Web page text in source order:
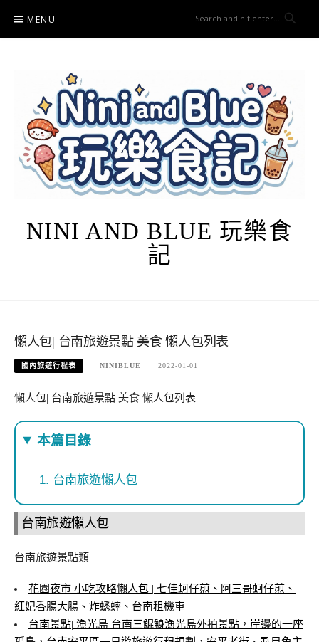
content
MENU
NINI AND BLUE 玩樂食
記
懶人包| 台南旅遊景點 美食 懶人包列表
國內旅遊行程表 NINIBLUE 2022-01-01
懶人包| 台南旅遊景點 美食 懶人包列表
本篇目錄
台南旅遊懶人包
台南旅遊懶人包
台南旅遊景點類
花園夜市 小吃攻略懶人包 | 七佳蚵仔煎、阿三哥蚵仔煎、
紅妃香腸大腸、炸蟋蟀、台南租機車
台南景點| 漁光島 台南三鯤鯓漁光島外拍景點，岸邊的一座